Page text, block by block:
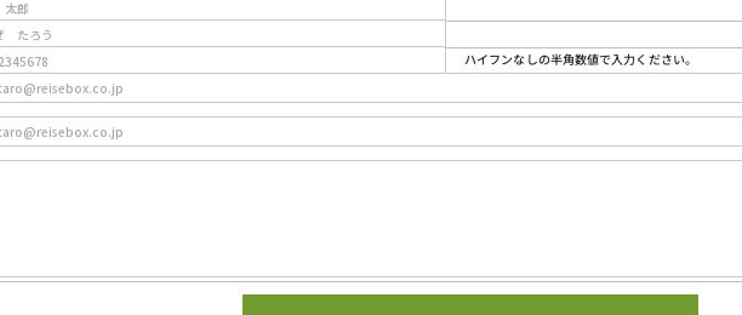
ハイフンなしの半角数値で入力ください。